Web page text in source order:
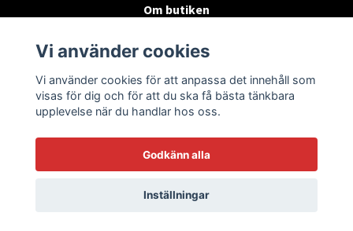
Om butiken
Byten & Returer
Kontakta oss
Vi använder cookies
Vi använder cookies för att anpassa det innehåll som
visas för dig och för att du ska få bästa tänkbara
upplevelse när du handlar hos oss.
Godkänn alla
Inställningar